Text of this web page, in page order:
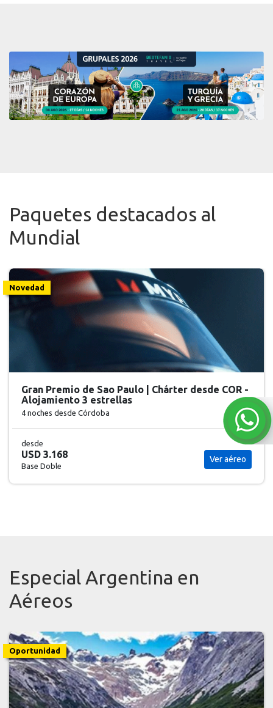
Paquetes destacados al
Mundial
Novedad
Gran Premio de Sao Paulo | Chárter desde COR -
Alojamiento 3 estrellas
4 noches desde Córdoba
desde
USD 3.168
Base Doble
Ver aéreo
Especial Argentina en
Aéreos
Oportunidad